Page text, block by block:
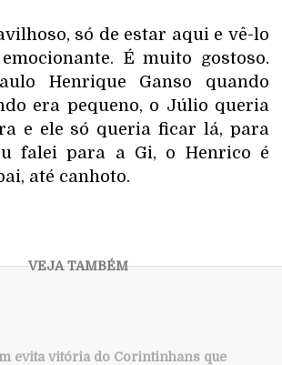
só de estar aqui e vê-lo
É muito gostoso.
Henrique Ganso quando
era pequeno, o Júlio queria
e ele só queria ficar lá, para
falei para a Gi, o Henrico é
até canhoto.
evita vitória do Corintinhans que